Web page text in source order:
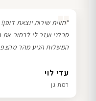
שרון כהן
תל אביב
❞
סבלני ועזר לי לבחור
המשלוח הגיע מהר
עדי לוי
רמת גן
דנה גל
חיפה
ליאת ויוסי מ.
הוד השרון